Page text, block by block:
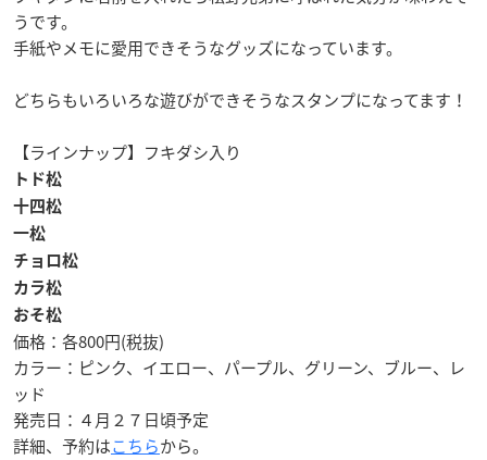
うです。
手紙やメモに愛用できそうなグッズになっています。
どちらもいろいろな遊びができそうなスタンプになってます！
【ラインナップ】 フキダシ入り
トド松
十四松
一松
チョロ松
カラ松
おそ松
価格：各800円(税抜)
カラー：ピンク、イエロー、パープル、グリーン、ブルー、レ
ッド
発売日： ４月２７日頃予定
詳細、予約はこちらから。